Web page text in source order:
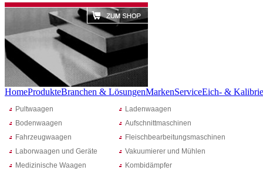
HomeProdukteBranchen & LösungenMarkenServiceEich- &
Pultwaagen
Bodenwaagen
Fahrzeugwaagen
Laborwaagen und Geräte
Medizinische Waagen
Ladenwaagen
Aufschnittmaschinen
Fleischbearbeitungsmaschinen
Vakuumierer und Mühlen
Kombidämpfer